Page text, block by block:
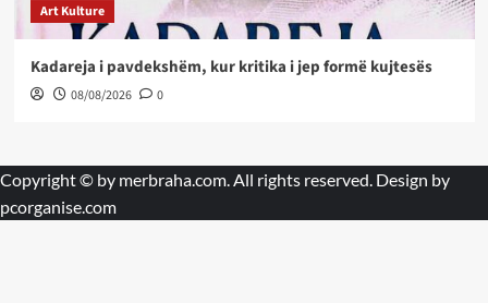
Art Kulture
Kadareja i pavdekshëm, kur kritika i jep formë kujtesës
08/08/2026 0
Copyright © by merbraha.com . All rights reserved. Design by
pcorganise.com